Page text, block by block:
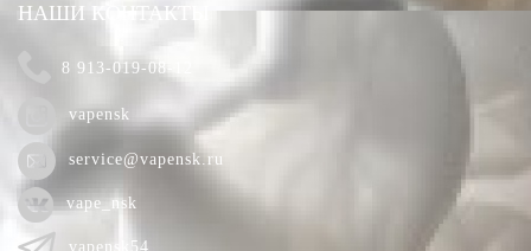
НАШИ КОНТАКТЫ
8 913-019-08-12
vapensk
service@vapensk.ru
vape_nsk
vapensk54